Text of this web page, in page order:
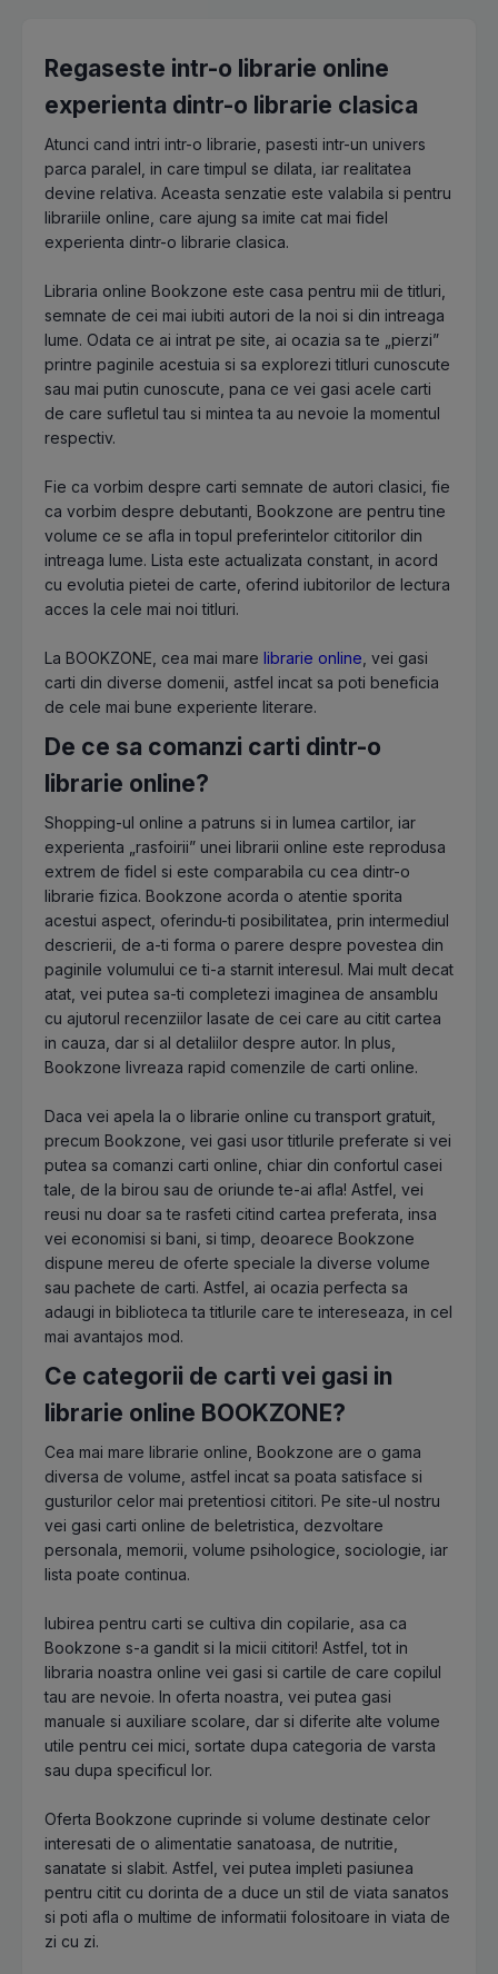
Regaseste intr-o librarie online
experienta dintr-o librarie clasica
Atunci cand intri intr-o librarie, pasesti intr-un univers
parca paralel, in care timpul se dilata, iar realitatea
devine relativa. Aceasta senzatie este valabila si pentru
librariile online, care ajung sa imite cat mai fidel
experienta dintr-o librarie clasica.
Libraria online Bookzone este casa pentru mii de titluri,
semnate de cei mai iubiti autori de la noi si din intreaga
lume. Odata ce ai intrat pe site, ai ocazia sa te „pierzi”
printre paginile acestuia si sa explorezi titluri cunoscute
sau mai putin cunoscute, pana ce vei gasi acele carti
de care sufletul tau si mintea ta au nevoie la momentul
respectiv.
Fie ca vorbim despre carti semnate de autori clasici, fie
ca vorbim despre debutanti, Bookzone are pentru tine
volume ce se afla in topul preferintelor cititorilor din
intreaga lume. Lista este actualizata constant, in acord
cu evolutia pietei de carte, oferind iubitorilor de lectura
acces la cele mai noi titluri.
La BOOKZONE, cea mai mare librarie online , vei gasi
carti din diverse domenii, astfel incat sa poti beneficia
de cele mai bune experiente literare.
De ce sa comanzi carti dintr-o
librarie online?
Shopping-ul online a patruns si in lumea cartilor, iar
experienta „rasfoirii” unei librarii online este reprodusa
extrem de fidel si este comparabila cu cea dintr-o
librarie fizica. Bookzone acorda o atentie sporita
acestui aspect, oferindu-ti posibilitatea, prin intermediul
descrierii, de a-ti forma o parere despre povestea din
paginile volumului ce ti-a starnit interesul. Mai mult decat
atat, vei putea sa-ti completezi imaginea de ansamblu
cu ajutorul recenziilor lasate de cei care au citit cartea
in cauza, dar si al detaliilor despre autor. In plus,
Bookzone livreaza rapid comenzile de carti online.
Daca vei apela la o librarie online cu transport gratuit,
precum Bookzone, vei gasi usor titlurile preferate si vei
putea sa comanzi carti online, chiar din confortul casei
tale, de la birou sau de oriunde te-ai afla! Astfel, vei
reusi nu doar sa te rasfeti citind cartea preferata, insa
vei economisi si bani, si timp, deoarece Bookzone
dispune mereu de oferte speciale la diverse volume
sau pachete de carti. Astfel, ai ocazia perfecta sa
adaugi in biblioteca ta titlurile care te intereseaza, in cel
mai avantajos mod.
Ce categorii de carti vei gasi in
librarie online BOOKZONE?
Cea mai mare librarie online, Bookzone are o gama
diversa de volume, astfel incat sa poata satisface si
gusturilor celor mai pretentiosi cititori. Pe site-ul nostru
vei gasi carti online de beletristica, dezvoltare
personala, memorii, volume psihologice, sociologie, iar
lista poate continua.
Iubirea pentru carti se cultiva din copilarie, asa ca
Bookzone s-a gandit si la micii cititori! Astfel, tot in
libraria noastra online vei gasi si cartile de care copilul
tau are nevoie. In oferta noastra, vei putea gasi
manuale si auxiliare scolare, dar si diferite alte volume
utile pentru cei mici, sortate dupa categoria de varsta
sau dupa specificul lor.
Oferta Bookzone cuprinde si volume destinate celor
interesati de o alimentatie sanatoasa, de nutritie,
sanatate si slabit. Astfel, vei putea impleti pasiunea
pentru citit cu dorinta de a duce un stil de viata sanatos
si poti afla o multime de informatii folositoare in viata de
zi cu zi.